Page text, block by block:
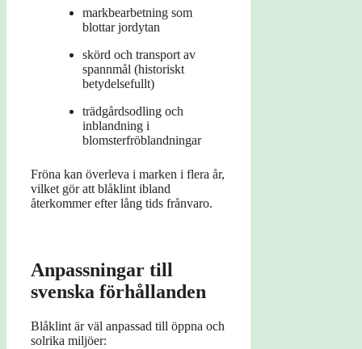
markbearbetning som
blottar jordytan
skörd och transport av
spannmål (historiskt
betydelsefullt)
trädgårdsodling och
inblandning i
blomsterfröblandningar
Fröna kan överleva i marken i flera år,
vilket gör att blåklint ibland
återkommer efter lång tids frånvaro.
Anpassningar till
svenska förhållanden
Blåklint är väl anpassad till öppna och
solrika miljöer: